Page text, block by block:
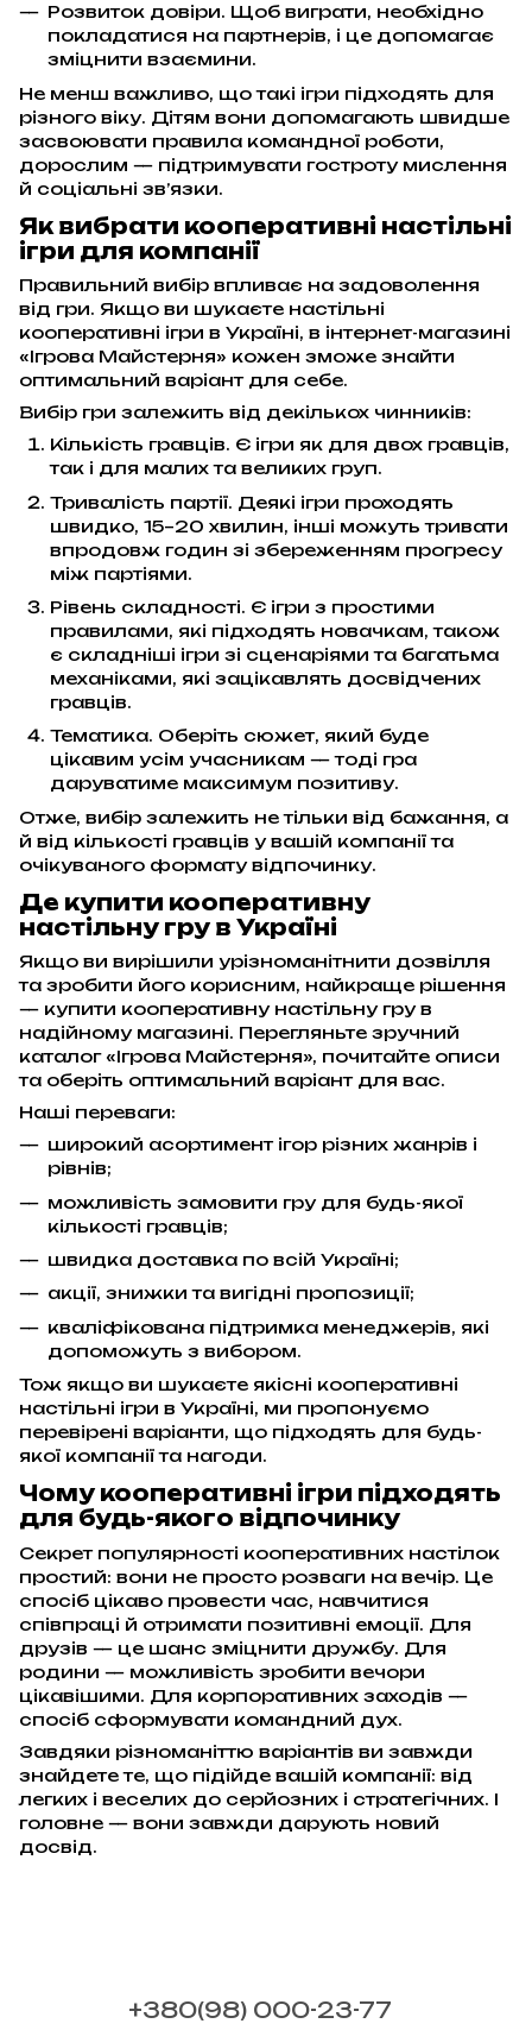
Розвиток довіри. Щоб виграти, необхідно
покладатися на партнерів, і це допомагає
зміцнити взаємини.
Не менш важливо, що такі ігри підходять для
різного віку. Дітям вони допомагають швидше
засвоювати правила командної роботи,
дорослим — підтримувати гостроту мислення
й соціальні зв’язки.
Як вибрати кооперативні настільні
ігри для компанії
Правильний вибір впливає на задоволення
від гри. Якщо ви шукаєте настільні
кооперативні ігри в Україні, в інтернет-магазині
«Ігрова Майстерня» кожен зможе знайти
оптимальний варіант для себе.
Вибір гри залежить від декількох чинників:
Кількість гравців. Є ігри як для двох гравців,
так і для малих та великих груп.
Тривалість партії. Деякі ігри проходять
швидко, 15–20 хвилин, інші можуть тривати
впродовж годин зі збереженням прогресу
між партіями.
Рівень складності. Є ігри з простими
правилами, які підходять новачкам, також
є складніші ігри зі сценаріями та багатьма
механіками, які зацікавлять досвідчених
гравців.
Тематика. Оберіть сюжет, який буде
цікавим усім учасникам — тоді гра
даруватиме максимум позитиву.
Отже, вибір залежить не тільки від бажання, а
й від кількості гравців у вашій компанії та
очікуваного формату відпочинку.
Де купити кооперативну
настільну гру в Україні
Якщо ви вирішили урізноманітнити дозвілля
та зробити його корисним, найкраще рішення
— купити кооперативну настільну гру в
надійному магазині. Перегляньте зручний
каталог «Ігрова Майстерня», почитайте описи
та оберіть оптимальний варіант для вас.
Наші переваги:
широкий асортимент ігор різних жанрів і
рівнів;
можливість замовити гру для будь-якої
кількості гравців;
швидка доставка по всій Україні;
акції, знижки та вигідні пропозиції;
кваліфікована підтримка менеджерів, які
допоможуть з вибором.
Тож якщо ви шукаєте якісні кооперативні
настільні ігри в Україні, ми пропонуємо
перевірені варіанти, що підходять для будь-
якої компанії та нагоди.
Чому кооперативні ігри підходять
для будь-якого відпочинку
Секрет популярності кооперативних настілок
простий: вони не просто розваги на вечір. Це
спосіб цікаво провести час, навчитися
співпраці й отримати позитивні емоції. Для
друзів — це шанс зміцнити дружбу. Для
родини — можливість зробити вечори
цікавішими. Для корпоративних заходів —
спосіб сформувати командний дух.
Завдяки різноманіттю варіантів ви завжди
знайдете те, що підійде вашій компанії: від
легких і веселих до серйозних і стратегічних. І
головне — вони завжди дарують новий
досвід.
+380(98) 000-23-77